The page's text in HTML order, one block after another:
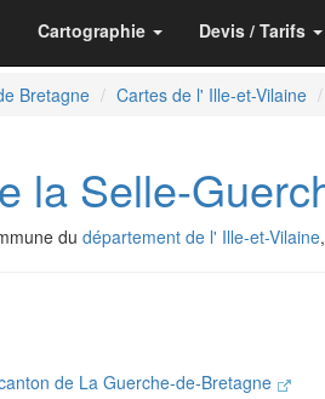
Cartographie Devis / Tarifs
Bretagne Cartes de l' Ille-et-Vilaine
la Selle-
du département de l' Ille-et-Vilaine
de La Guerche-de-Bretagne